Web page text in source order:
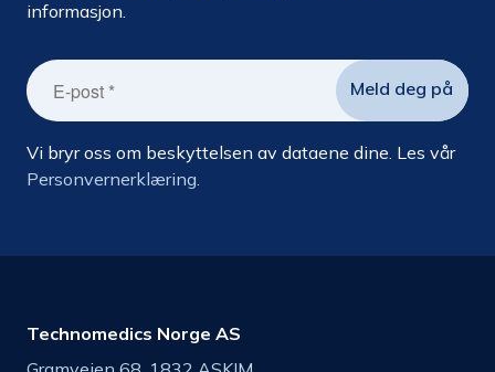
informasjon.
Vi bryr oss om beskyttelsen av dataene dine. Les vår
Personvernerklæring.
Technomedics Norge AS